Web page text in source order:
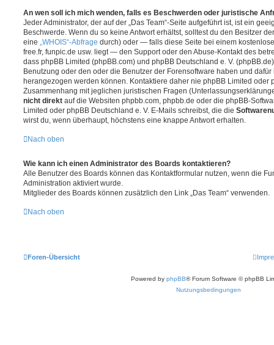
An wen soll ich mich wenden, falls es Beschwerden oder juristische
Jeder Administrator, der auf der „Das Team“-Seite aufgeführt ist, ist ein
Beschwerde. Wenn du so keine Antwort erhältst, solltest du den Besitzer
eine „WHOIS“-Abfrage durch) oder — falls diese Seite bei einem
free.fr, funpic.de usw. liegt — den Support oder den Abuse-Kontakt des
dass phpBB Limited (phpBB.com) und phpBB Deutschland e. V.
Benutzung oder den oder die Benutzer der Forensoftware haben und
herangezogen werden können. Kontaktiere daher nie phpBB Limited oder
Zusammenhang mit jeglichen juristischen Fragen
nicht direkt auf die Websiten phpbb.com, phpbb.de oder die phpBB-
Limited oder phpBB Deutschland e. V. E-Mails schreibst, die die
wirst du, wenn überhaupt, höchstens eine knappe Antwort erhalten.
Nach oben
Wie kann ich einen Administrator des Boards kontaktieren?
Alle Benutzer des Boards können das Kontaktformular nutzen, wenn die
Administration aktiviert wurde.
Mitglieder des Boards können zusätzlich den Link „Das Team“ verwenden.
Nach oben
Foren-Übersicht
Powered by phpBB® Forum Software © phpBB
Nutzungsbedingungen